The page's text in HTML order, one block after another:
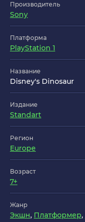
Производитель
Sony
Платформа
PlayStation 1
Название
Disney's Dinosaur
Издание
Standart
Регион
Europe
Возраст
7+
Жанр
Экшн, Платформер,